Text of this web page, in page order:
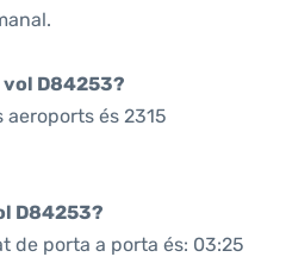
vol D84253?
és 2315
D84253?
de porta a porta és: 03:25